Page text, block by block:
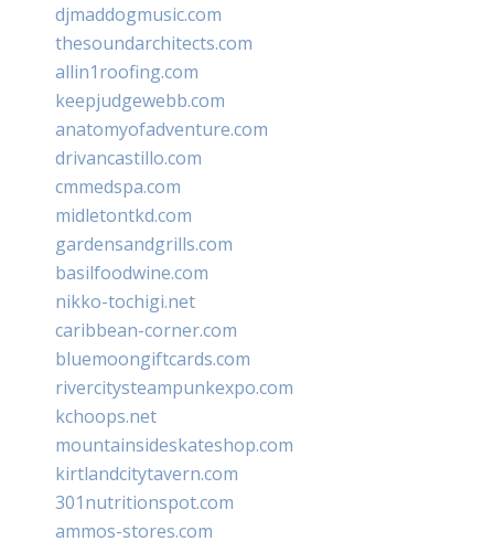
djmaddogmusic.com
thesoundarchitects.com
allin1roofing.com
keepjudgewebb.com
anatomyofadventure.com
drivancastillo.com
cmmedspa.com
midletontkd.com
gardensandgrills.com
basilfoodwine.com
nikko-tochigi.net
caribbean-corner.com
bluemoongiftcards.com
rivercitysteampunkexpo.com
kchoops.net
mountainsideskateshop.com
kirtlandcitytavern.com
301nutritionspot.com
ammos-stores.com